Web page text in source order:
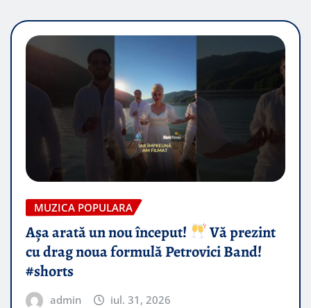
MUZICA POPULARA
Așa arată un nou început!
Vă prezint
cu drag noua formulă Petrovici Band!
#shorts
admin iul. 31, 2026